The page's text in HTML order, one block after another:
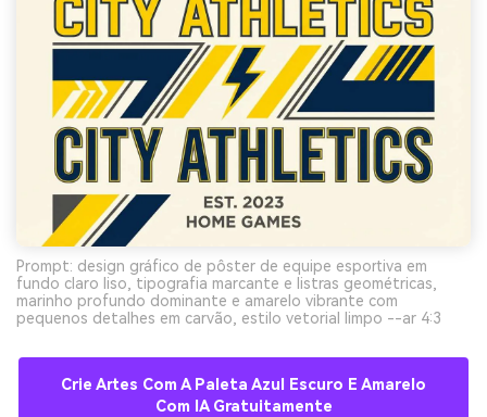
Prompt: design gráfico de pôster de equipe esportiva em
fundo claro liso, tipografia marcante e listras geométricas,
marinho profundo dominante e amarelo vibrante com
pequenos detalhes em carvão, estilo vetorial limpo --ar 4:3
Crie Artes Com A Paleta Azul Escuro E Amarelo
Com IA Gratuitamente